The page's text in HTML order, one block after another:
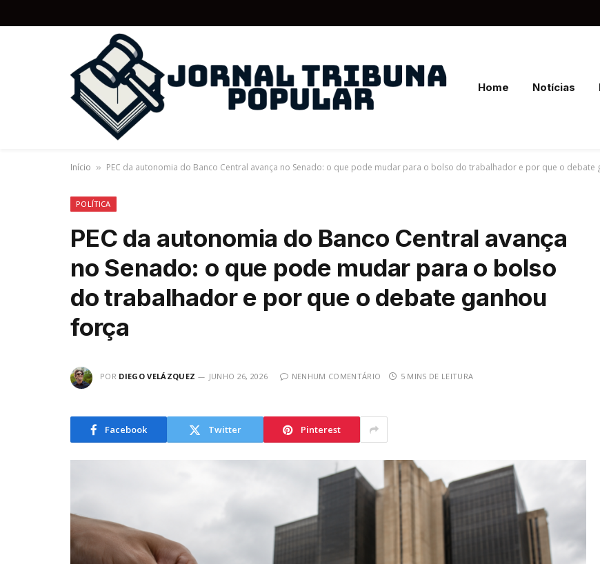
Home Notícias
Início » PEC da autonomia do Banco Central avança no Senado: o que pode mudar para o bolso do trabalhador e por que o debate
POLÍTICA
PEC da autonomia do Banco Central avança
no Senado: o que pode mudar para o bolso
do trabalhador e por que o debate ganhou
força
POR DIEGO VELÁZQUEZ JUNHO 26, 2026 NENHUM COMENTÁRIO 5 MINS DE LEITURA
Facebook Twitter Pinterest